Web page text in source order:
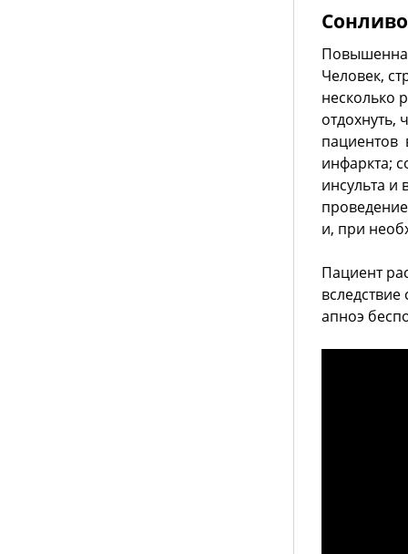
Человек,
несколько
отдохнуть,
пациентов
инфаркта;
инсульта и
и, при
Пациент
апноэ